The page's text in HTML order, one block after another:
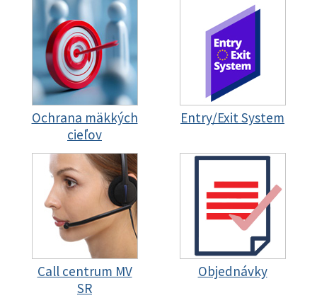
Ochrana mäkkých
cieľov
Entry/Exit System
Call centrum MV
SR
Objednávky